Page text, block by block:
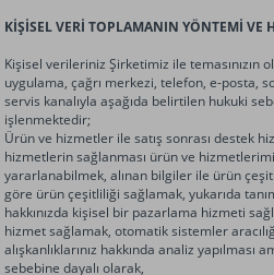
KİŞİSEL VERİ TOPLAMANIN YÖNTEMİ VE
Kişisel verileriniz Şirketimiz ile temasınızın
uygulama, çağrı merkezi, telefon, e-posta,
servis kanalıyla aşağıda belirtilen hukuki
işlenmektedir;
Ürün ve hizmetler ile satış sonrası destek
hizmetlerin sağlanması ürün ve
yararlanabilmek, alınan bilgiler ile ürün
göre ürün çeşitliliği sağlamak, yukarıda
hakkınızda kişisel bir pazarlama hizmeti
hizmet sağlamak, otomatik sistemler
alışkanlıklarınız hakkında analiz yapılması
sebebine dayalı olarak,